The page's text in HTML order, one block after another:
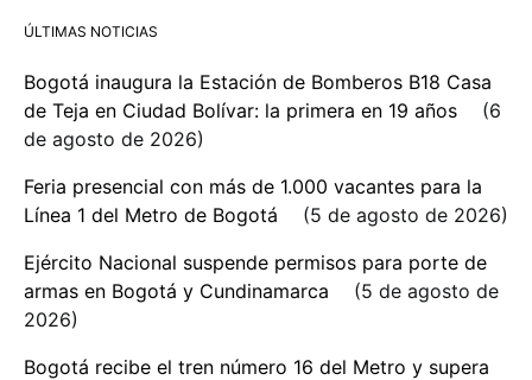
ÚLTIMAS NOTICIAS
Bogotá inaugura la Estación de Bomberos B18 Casa
de Teja en Ciudad Bolívar: la primera en 19 años
6
de agosto de 2026
Feria presencial con más de 1.000 vacantes para la
Línea 1 del Metro de Bogotá
5 de agosto de 2026
Ejército Nacional suspende permisos para porte de
armas en Bogotá y Cundinamarca
5 de agosto de
2026
Bogotá recibe el tren número 16 del Metro y supera